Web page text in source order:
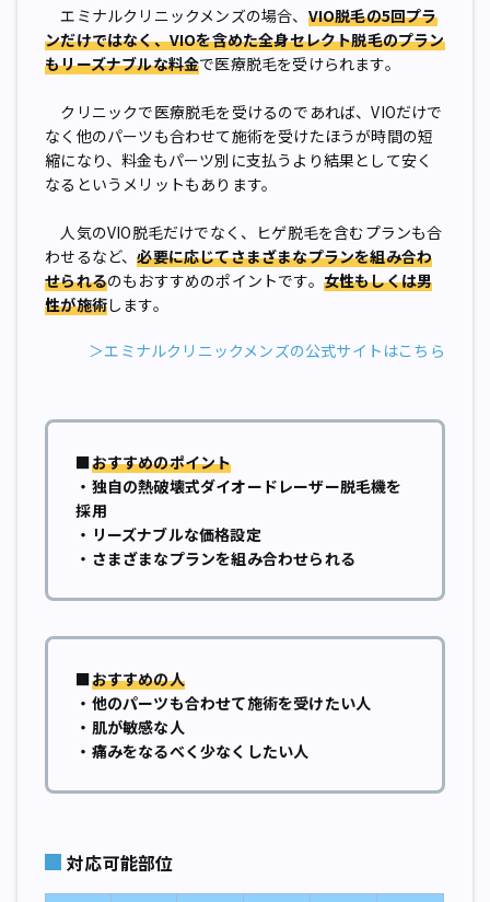
エミナルクリニックメンズの場合、 VIO脱毛の5回プラ
ンだけではなく、VIOを含めた全身セレクト脱毛のプラン
もリーズナブルな料金で医療脱毛を受けられます。
クリニックで医療脱毛を受けるのであれば、VIOだけで
なく他のパーツも合わせて施術を受けたほうが時間の短
縮になり、料金もパーツ別に支払うより結果として安く
なるというメリットもあります。
人気のVIO脱毛だけでなく、ヒゲ脱毛を含むプランも合
わせるなど、必要に応じてさまざまなプランを組み合わ
せられるのもおすすめのポイントです。 女性もしくは男
性が施術します。
＞エミナルクリニックメンズの公式サイトはこちら
■おすすめのポイント
・独自の熱破壊式ダイオードレーザー脱毛機を
採用
・リーズナブルな価格設定
・さまざまなプランを組み合わせられる
■おすすめの人
・他のパーツも合わせて施術を受けたい人
・肌が敏感な人
・痛みをなるべく少なくしたい人
対応可能部位